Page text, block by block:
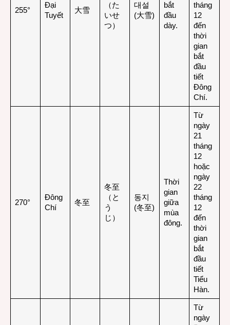
255°
Đại
Tuyết
大雪
（た
いせ
つ）
대설
(大雪)
bắt
đầu
dày.
tháng
12
đến
thời
gian
bắt
đầu
tiết
Đông
Chí.
270°
Đông
Chí
冬至
冬至
（と
う
じ）
동지
(冬至)
Thời
gian
giữa
mùa
đông.
Từ
ngày
21
tháng
12
hoặc
ngày
22
tháng
12
đến
thời
gian
bắt
đầu
tiết
Tiểu
Hàn.
Từ
ngày